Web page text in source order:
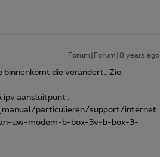
Forum|Forum|8 years ago
binnenkomt die verandert.. Zie
ipv aansluitpunt .
particulieren/support/internet
uw-modem-b-box-3v-b-box-3-